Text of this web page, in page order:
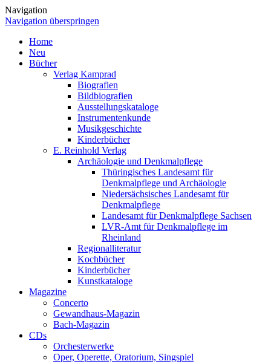
Navigation
Navigation überspringen
Home
Neu
Bücher
Verlag Kamprad
Biografien
Bildbiografien
Ausstellungskataloge
Instrumentenkunde
Musikgeschichte
Kinderbücher
E. Reinhold Verlag
Archäologie und Denkmalpflege
Thüringisches Landesamt für
Denkmalpflege und Archäologie
Niedersächsisches Landesamt für
Denkmalpflege
Landesamt für Denkmalpflege Sachsen
LVR-Amt für Denkmalpflege im
Rheinland
Regionalliteratur
Kochbücher
Kinderbücher
Kunstkataloge
Magazine
Concerto
Gewandhaus-Magazin
Bach-Magazin
CDs
Orchesterwerke
Oper, Operette, Oratorium, Singspiel